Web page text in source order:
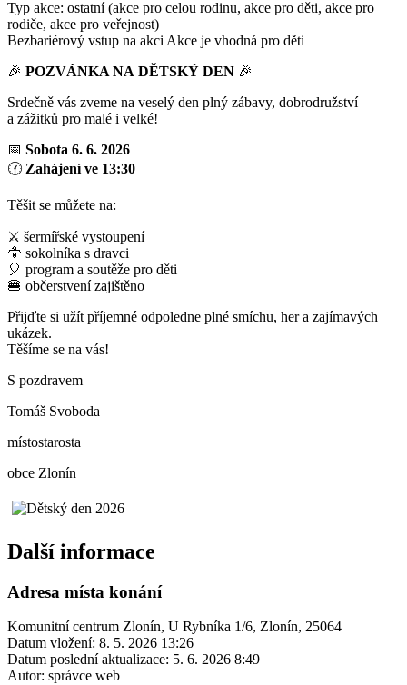
Typ akce: ostatní (akce pro celou rodinu, akce pro děti, akce pro
rodiče, akce pro veřejnost)
Bezbariérový vstup na akci Akce je vhodná pro děti
🎉 POZVÁNKA NA DĚTSKÝ DEN 🎉
Srdečně vás zveme na veselý den plný zábavy, dobrodružství
a zážitků pro malé i velké!
📅 Sobota 6. 6. 2026
🕜 Zahájení ve 13:30
Těšit se můžete na:
⚔️ šermířské vystoupení
🦅 sokolníka s dravci
🎈 program a soutěže pro děti
🍔 občerstvení zajištěno
Přijďte si užít příjemné odpoledne plné smíchu, her a zajímavých
ukázek.
Těšíme se na vás!
S pozdravem
Tomáš Svoboda
místostarosta
obce Zlonín
Další informace
Adresa místa konání
Komunitní centrum Zlonín, U Rybníka 1/6, Zlonín, 25064
Datum vložení: 8. 5. 2026 13:26
Datum poslední aktualizace: 5. 6. 2026 8:49
Autor: správce web